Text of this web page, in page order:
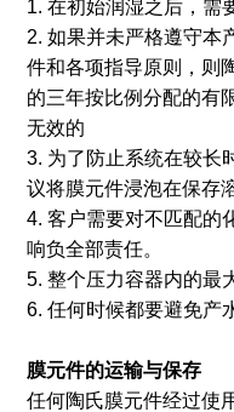
1. 在初始润湿之后，需
2. 如果并未严格遵守本
件和各项指导原则，则
的三年按比例分配的有
无效的
3. 为了防止系统在较长
议将膜元件浸泡在保存
4. 客户需要对不匹配的
响负全部责任。
5. 整个压力容器内的最
6. 任何时候都要避免产
膜元件的运输与保存
任何陶氏膜元件经过使